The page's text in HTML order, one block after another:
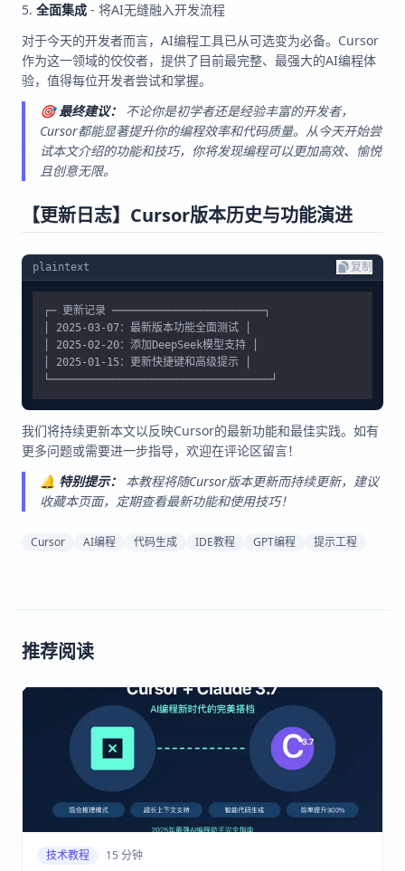
全面集成 - 将AI无缝融入开发流程
对于今天的开发者而言，AI编程工具已从可选变为必备。Cursor
作为这一领域的佼佼者，提供了目前最完整、最强大的AI编程体
验，值得每位开发者尝试和掌握。
🎯最终建议：
不论你是初学者还是经验丰富的开发者，
Cursor都能显著提升你的编程效率和代码质量。从今天开始尝
试本文介绍的功能和技巧，你将发现编程可以更加高效、愉悦
且创意无限。
【更新日志】Cursor版本历史与功能演进
plaintext 复制
┌─ 更新记录 ────────────────────────┐
│ 2025-03-07：最新版本功能全面测试 │
│ 2025-02-20：添加DeepSeek模型支持 │
│ 2025-01-15：更新快捷键和高级提示 │
我们将持续更新本文以反映Cursor的最新功能和最佳实践。如有
更多问题或需要进一步指导，欢迎在评论区留言！
🔔 特别提示：
本教程将随Cursor版本更新而持续更新，建议
收藏本页面，定期查看最新功能和使用技巧！
Cursor AI编程 代码生成 IDE教程 GPT编程 提示工程
推荐阅读
技术教程 15 分钟